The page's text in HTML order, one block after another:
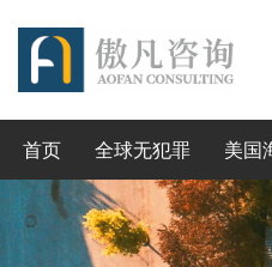
至
文
首页 全球无犯罪 美国